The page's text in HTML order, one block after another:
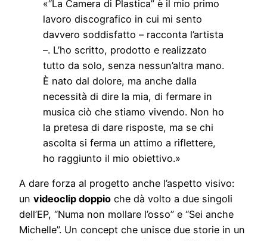
«“La Camera di Plastica” è il mio primo
lavoro discografico in cui mi sento
davvero soddisfatto – racconta l’artista
–. L’ho scritto, prodotto e realizzato
tutto da solo, senza nessun’altra mano.
È nato dal dolore, ma anche dalla
necessità di dire la mia, di fermare in
musica ciò che stiamo vivendo. Non ho
la pretesa di dare risposte, ma se chi
ascolta si ferma un attimo a riflettere,
ho raggiunto il mio obiettivo.»
A dare forza al progetto anche l’aspetto visivo:
un videoclip doppio che dà volto a due singoli
dell’EP, “Numa non mollare l’osso” e “Sei anche
Michelle”. Un concept che unisce due storie in un